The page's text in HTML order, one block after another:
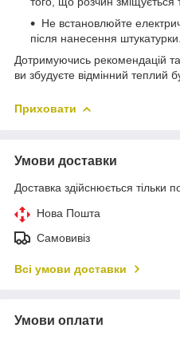
Не встановлюйте
після нанесення штукатурки.
Дотримуючись рекомендацій та
ви збудуєте відмінний теплий
Приховати
Умови доставки
Доставка здійснюється тільки
Нова Пошта
Самовивіз
Всі умови доставки
Умови оплати